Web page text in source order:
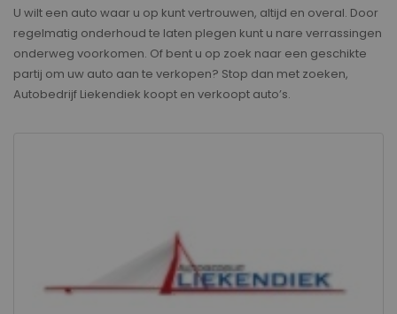
U wilt een auto waar u op kunt vertrouwen, altijd en overal. Door
regelmatig onderhoud te laten plegen kunt u nare verrassingen
onderweg voorkomen. Of bent u op zoek naar een geschikte
partij om uw auto aan te verkopen? Stop dan met zoeken,
Autobedrijf Liekendiek koopt en verkoopt auto’s.